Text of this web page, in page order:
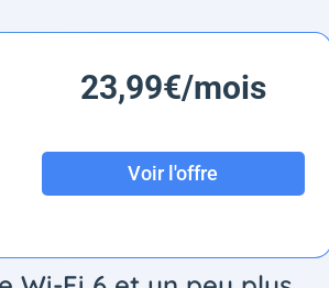
23,99€/mois
Voir l'offre